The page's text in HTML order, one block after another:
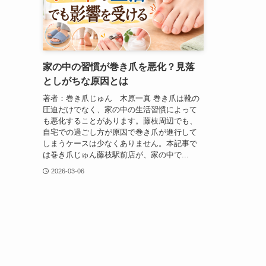
家の中の習慣が巻き爪を悪化？見落
としがちな原因とは
著者：巻き爪じゅん 木原一真 巻き爪は靴の
圧迫だけでなく、家の中の生活習慣によって
も悪化することがあります。藤枝周辺でも、
自宅での過ごし方が原因で巻き爪が進行して
しまうケースは少なくありません。本記事で
は巻き爪じゅん藤枝駅前店が、家の中で...
2026-03-06